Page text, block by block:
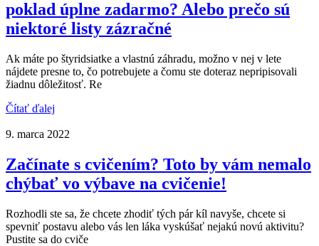
poklad úplne zadarmo? Alebo prečo sú
niektoré listy zázračné
Ak máte po štyridsiatke a vlastnú záhradu, možno v nej v lete
nájdete presne to, čo potrebujete a čomu ste doteraz nepripisovali
žiadnu dôležitosť. Re
Čítať ďalej
9. marca 2022
Začínate s cvičením? Toto by vám nemalo
chýbať vo výbave na cvičenie!
Rozhodli ste sa, že chcete zhodiť tých pár kíl navyše, chcete si
spevniť postavu alebo vás len láka vyskúšať nejakú novú aktivitu?
Pustite sa do cviče